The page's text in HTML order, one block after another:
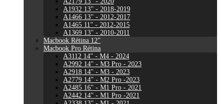
A1932 13" - 2018-2019
A1466 13" - 2012-2017
A1465 11" - 2012-2015
A1369 13" - 2010-2011
Macbook Rétina 12"
Macbook Pro Rétina
A3112 14" - M4 - 2024
A2992 14" - M3 Pro - 2023
A2918 14" - M3 - 2023
A2779 14" - M2 Pro -2023
A2485 16" - M1 Pro - 2021
A2442 14" - M1 Pro -2021